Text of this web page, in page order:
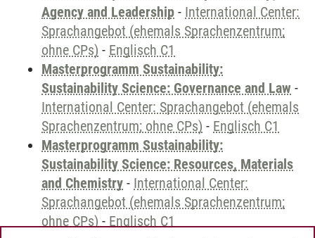
Agency and Leadership - International Center:
Sprachangebot (ehemals Sprachenzentrum;
ohne CPs) - Englisch C1
Masterprogramm Sustainability:
Sustainability Science: Governance and Law -
International Center: Sprachangebot (ehemals
Sprachenzentrum; ohne CPs) - Englisch C1
Masterprogramm Sustainability:
Sustainability Science: Resources, Materials
and Chemistry - International Center:
Sprachangebot (ehemals Sprachenzentrum;
ohne CPs) - Englisch C1